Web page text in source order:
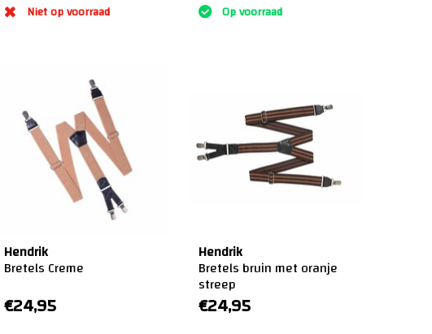
Niet op voorraad
Op voorraad
Hendrik
Bretels Creme
€24,95
Hendrik
Bretels bruin met oranje
streep
€24,95